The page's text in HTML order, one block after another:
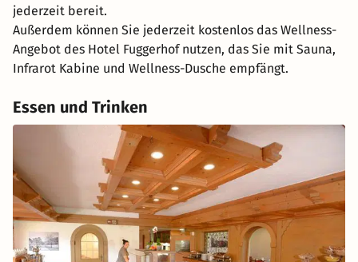
jederzeit bereit.
Außerdem können Sie jederzeit kostenlos das Wellness-
Angebot des Hotel Fuggerhof nutzen, das Sie mit Sauna,
Infrarot Kabine und Wellness-Dusche empfängt.
Essen und Trinken